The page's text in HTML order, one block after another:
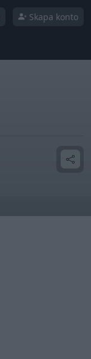
Skapa konto